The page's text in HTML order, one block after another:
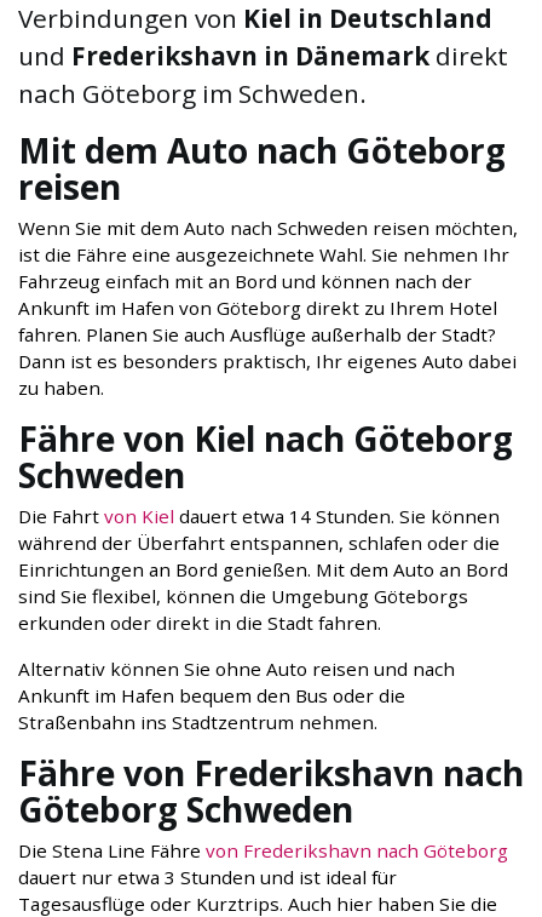
Verbindungen von Kiel in Deutschland
und Frederikshavn in Dänemark direkt
nach Göteborg im Schweden.
Mit dem Auto nach Göteborg
reisen
Wenn Sie mit dem Auto nach Schweden reisen möchten,
ist die Fähre eine ausgezeichnete Wahl. Sie nehmen Ihr
Fahrzeug einfach mit an Bord und können nach der
Ankunft im Hafen von Göteborg direkt zu Ihrem Hotel
fahren. Planen Sie auch Ausflüge außerhalb der Stadt?
Dann ist es besonders praktisch, Ihr eigenes Auto dabei
zu haben.
Fähre von Kiel nach Göteborg
Schweden
Die Fahrt von Kiel dauert etwa 14 Stunden. Sie können
während der Überfahrt entspannen, schlafen oder die
Einrichtungen an Bord genießen. Mit dem Auto an Bord
sind Sie flexibel, können die Umgebung Göteborgs
erkunden oder direkt in die Stadt fahren.
Alternativ können Sie ohne Auto reisen und nach
Ankunft im Hafen bequem den Bus oder die
Straßenbahn ins Stadtzentrum nehmen.
Fähre von Frederikshavn nach
Göteborg Schweden
Die Stena Line Fähre von Frederikshavn nach Göteborg
dauert nur etwa 3 Stunden und ist ideal für
Tagesausflüge oder Kurztrips. Auch hier haben Sie die